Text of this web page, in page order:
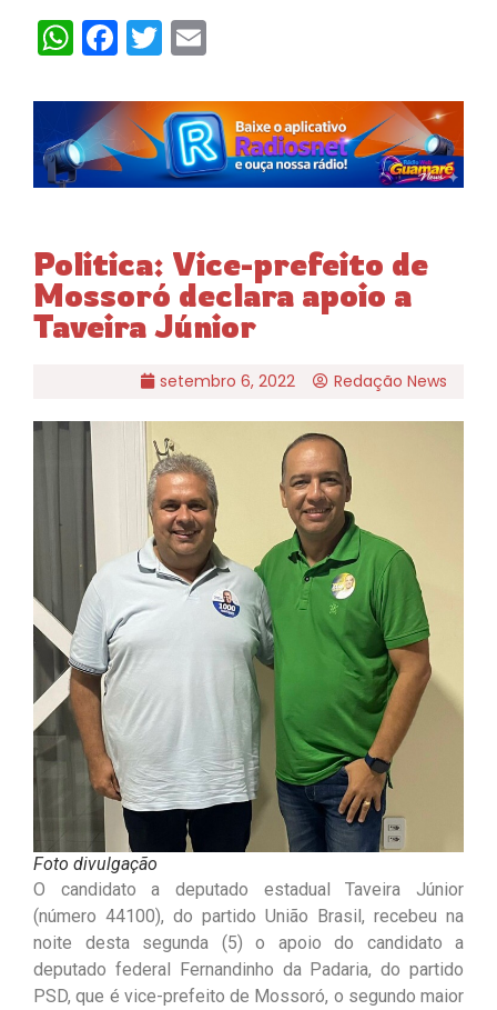
WhatsApp
Facebook
Twitter
Politica: Vice-prefeito de
Mossoró declara apoio a
Taveira Júnior
setembro 6, 2022 Redação News
Foto divulgação
O candidato a deputado estadual Taveira Júnior
(número 44100), do partido União Brasil, recebeu na
noite desta segunda (5) o apoio do candidato a
deputado federal Fernandinho da Padaria, do partido
PSD, que é vice-prefeito de Mossoró, o segundo maior